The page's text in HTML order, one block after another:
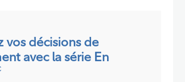
vos décisions de
avec la série En